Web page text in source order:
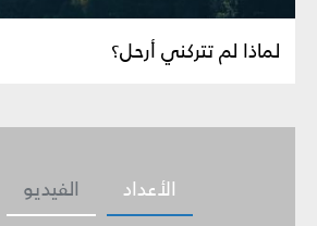
لماذا لم تتركني أرحل؟
الفيديو الأعداد